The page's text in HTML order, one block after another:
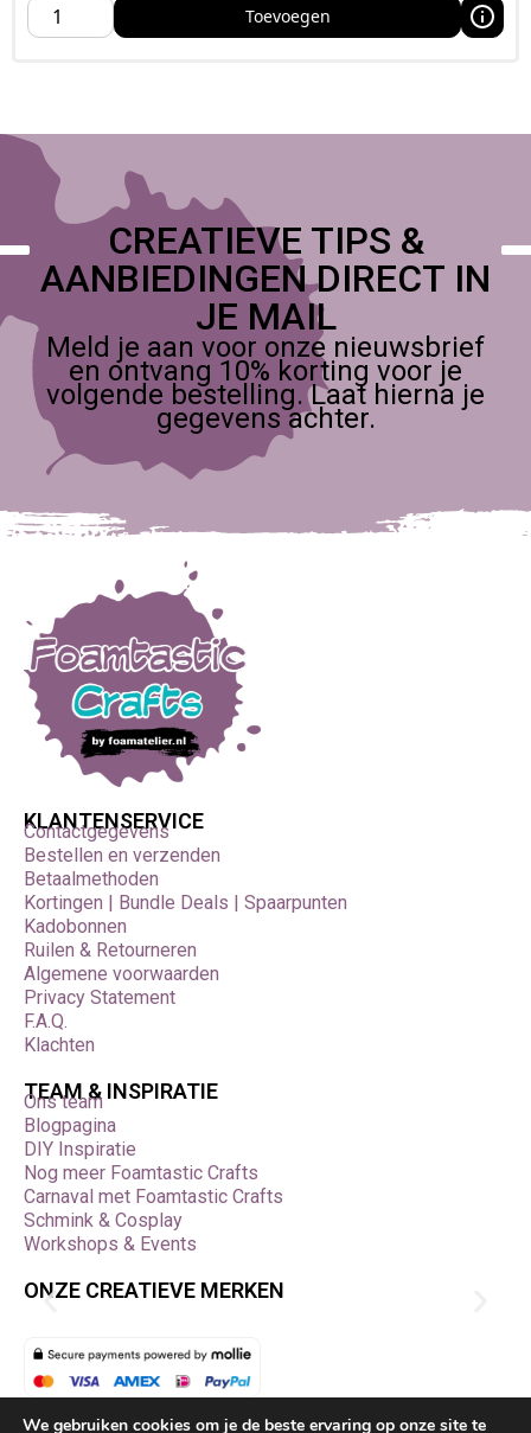
oplosmiddelhoudende lijmen
Test altijd op een reststuk (sommige kunststoffen
Bestel bij Foamtastic Crafts, Verzenden of
atelier(of op een creatieve conventie in Nederland) is
mogelijk,
Toevoegen
CREATIEVE TIPS &
AANBIEDINGEN DIRECT IN
JE MAIL
Meld je aan voor onze nieuwsbrief
en ontvang 10% korting voor je
volgende bestelling. Laat hierna je
gegevens achter.
KLANTENSERVICE
Contactgegevens
Bestellen en verzenden
Betaalmethoden
Kortingen | Bundle Deals | Spaarpunten
Kadobonnen
Ruilen & Retourneren
Algemene voorwaarden
Privacy Statement
F.A.Q.
Klachten
TEAM & INSPIRATIE
Ons team
Blogpagina
DIY Inspiratie
Nog meer Foamtastic Crafts
Carnaval met Foamtastic Crafts
Schmink & Cosplay
Workshops & Events
ONZE CREATIEVE MERKEN
Bestelling herroepen
We gebruiken cookies om je de beste ervaring op onze site te